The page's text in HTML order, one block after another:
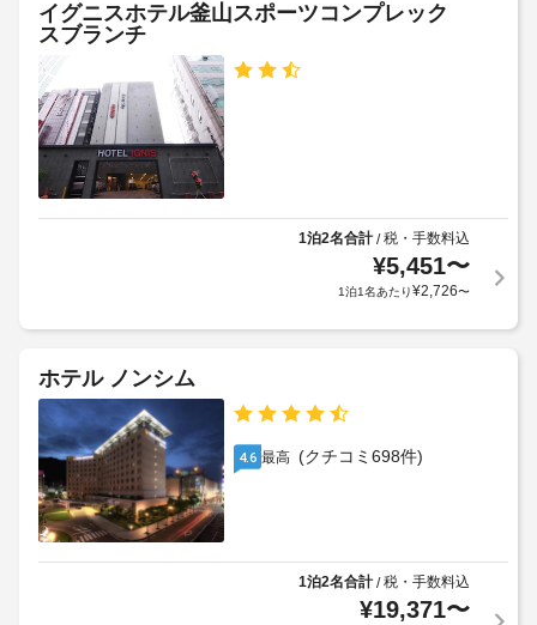
12:00
イグニスホテル釜山スポーツコンプレック
スブランチ
1泊2名合計/税・手数料込
¥5,451〜
1泊1名あたり¥2,726〜
ホテル ノンシム
4.6 最高 (クチコミ698件)
1泊2名合計/税・手数料込
¥19,371〜